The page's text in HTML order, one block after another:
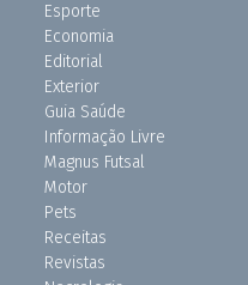
Esporte
Economia
Editorial
Exterior
Guia Saúde
Informação Livre
Magnus Futsal
Motor
Pets
Receitas
Revistas